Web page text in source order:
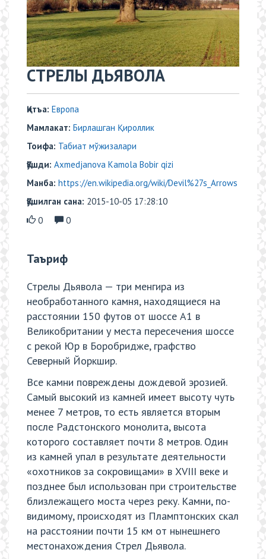
СТРЕЛЫ ДЬЯВОЛА
Қитъа: Европа
Мамлакат: Бирлашган Қироллик
Тоифа: Табиат мўжизалари
Қўшди: Axmedjanova Kamola Bobir qizi
Манба: https://en.wikipedia.org/wiki/Devil%27s_Arrows
Қўшилган сана: 2015-10-05 17:28:10
0
0
Таъриф
Стрелы Дьявола — три менгира из
необработанного камня, находящиеся на
расстоянии 150 футов от шоссе A1 в
Великобритании у места пересечения шоссе
с рекой Юр в Боробридже, графство
Северный Йоркшир.
Все камни повреждены дождевой эрозией.
Самый высокий из камней имеет высоту чуть
менее 7 метров, то есть является вторым
после Радстонского монолита, высота
которого составляет почти 8 метров. Один
из камней упал в результате деятельности
«охотников за сокровищами» в XVIII веке и
позднее был использован при строительстве
близлежащего моста через реку. Камни, по-
видимому, происходят из Пламптонских скал
на расстоянии почти 15 км от нынешнего
местонахождения Стрел Дьявола.